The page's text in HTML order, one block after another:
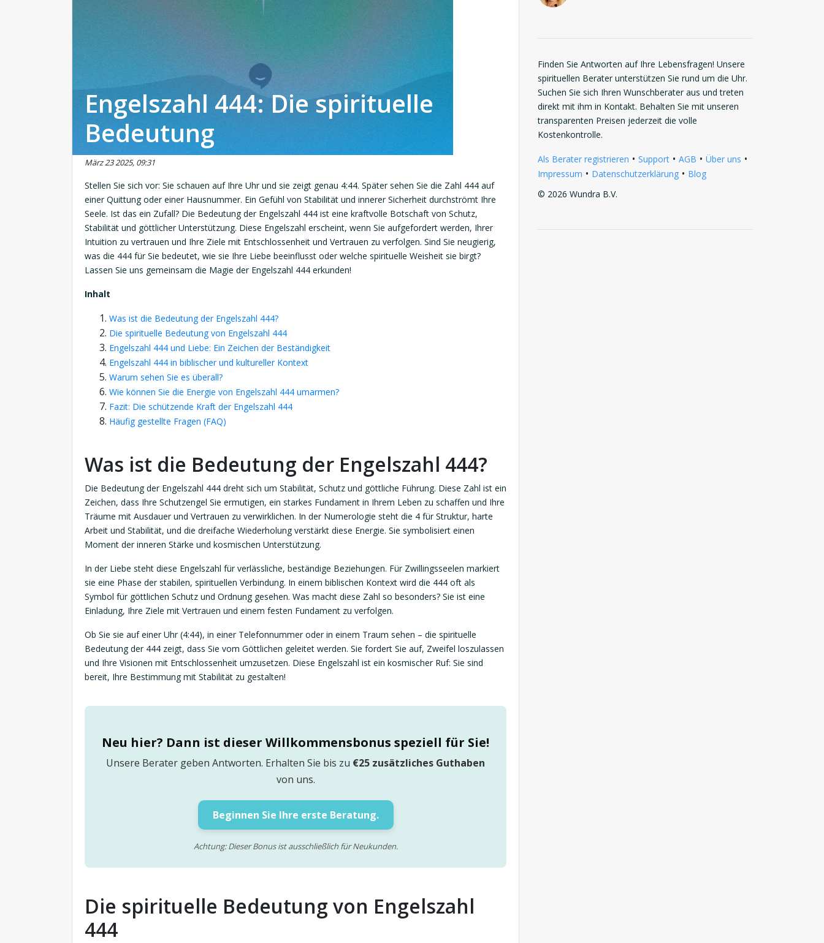
Engelszahl 444: Die spirituelle
Bedeutung
März 23 2025, 09:31
Stellen Sie sich vor: Sie schauen auf Ihre Uhr und sie zeigt genau 4:44. Später sehen Sie die Zahl 444 auf
einer Quittung oder einer Hausnummer. Ein Gefühl von Stabilität und innerer Sicherheit durchströmt Ihre
Seele. Ist das ein Zufall? Die Bedeutung der Engelszahl 444 ist eine kraftvolle Botschaft von Schutz,
Stabilität und göttlicher Unterstützung. Diese Engelszahl erscheint, wenn Sie aufgefordert werden, Ihrer
Intuition zu vertrauen und Ihre Ziele mit Entschlossenheit und Vertrauen zu verfolgen. Sind Sie neugierig,
was die 444 für Sie bedeutet, wie sie Ihre Liebe beeinflusst oder welche spirituelle Weisheit sie birgt?
Lassen Sie uns gemeinsam die Magie der Engelszahl 444 erkunden!
Inhalt
Was ist die Bedeutung der Engelszahl 444?
Die spirituelle Bedeutung von Engelszahl 444
Engelszahl 444 und Liebe: Ein Zeichen der Beständigkeit
Engelszahl 444 in biblischer und kultureller Kontext
Warum sehen Sie es überall?
Wie können Sie die Energie von Engelszahl 444 umarmen?
Fazit: Die schützende Kraft der Engelszahl 444
Häufig gestellte Fragen (FAQ)
Was ist die Bedeutung der Engelszahl 444?
Die Bedeutung der Engelszahl 444 dreht sich um Stabilität, Schutz und göttliche Führung. Diese Zahl ist ein
Zeichen, dass Ihre Schutzengel Sie ermutigen, ein starkes Fundament in Ihrem Leben zu schaffen und Ihre
Träume mit Ausdauer und Vertrauen zu verwirklichen. In der Numerologie steht die 4 für Struktur, harte
Arbeit und Stabilität, und die dreifache Wiederholung verstärkt diese Energie. Sie symbolisiert einen
Moment der inneren Stärke und kosmischen Unterstützung.
In der Liebe steht diese Engelszahl für verlässliche, beständige Beziehungen. Für Zwillingsseelen markiert
sie eine Phase der stabilen, spirituellen Verbindung. In einem biblischen Kontext wird die 444 oft als
Symbol für göttlichen Schutz und Ordnung gesehen. Was macht diese Zahl so besonders? Sie ist eine
Einladung, Ihre Ziele mit Vertrauen und einem festen Fundament zu verfolgen.
Ob Sie sie auf einer Uhr (4:44), in einer Telefonnummer oder in einem Traum sehen – die spirituelle
Bedeutung der 444 zeigt, dass Sie vom Göttlichen geleitet werden. Sie fordert Sie auf, Zweifel loszulassen
und Ihre Visionen mit Entschlossenheit umzusetzen. Diese Engelszahl ist ein kosmischer Ruf: Sie sind
bereit, Ihre Bestimmung mit Stabilität zu gestalten!
Neu hier? Dann ist dieser Willkommensbonus speziell für Sie!
Unsere Berater geben Antworten. Erhalten Sie bis zu €25 zusätzliches Guthaben
von uns.
Beginnen Sie Ihre erste Beratung.
Achtung: Dieser Bonus ist ausschließlich für Neukunden.
Die spirituelle Bedeutung von Engelszahl
444
Finden Sie Antworten auf Ihre Lebensfragen! Unsere
spirituellen Berater unterstützen Sie rund um die Uhr.
Suchen Sie sich Ihren Wunschberater aus und treten
direkt mit ihm in Kontakt. Behalten Sie mit unseren
transparenten Preisen jederzeit die volle
Kostenkontrolle.
Als Berater registrieren • Support • AGB • Über uns •
Impressum • Datenschutzerklärung • Blog
© 2026 Wundra B.V.